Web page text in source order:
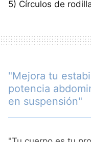
5) Círculos de
"Mejora tu
potencia
en suspensión"